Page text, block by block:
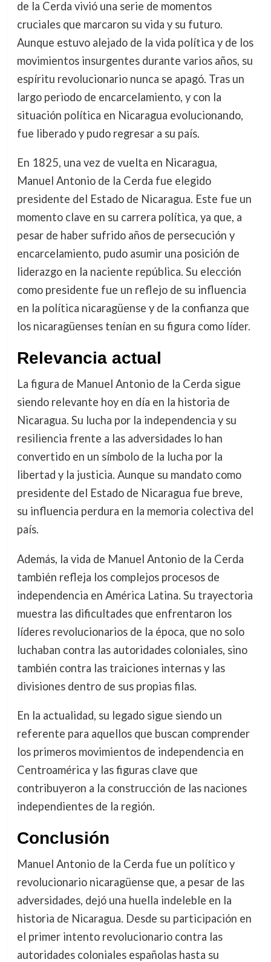
de la Cerda vivió una serie de momentos
cruciales que marcaron su vida y su futuro.
Aunque estuvo alejado de la vida política y de los
movimientos insurgentes durante varios años, su
espíritu revolucionario nunca se apagó. Tras un
largo periodo de encarcelamiento, y con la
situación política en Nicaragua evolucionando,
fue liberado y pudo regresar a su país.
En 1825, una vez de vuelta en Nicaragua,
Manuel Antonio de la Cerda fue elegido
presidente del Estado de Nicaragua. Este fue un
momento clave en su carrera política, ya que, a
pesar de haber sufrido años de persecución y
encarcelamiento, pudo asumir una posición de
liderazgo en la naciente república. Su elección
como presidente fue un reflejo de su influencia
en la política nicaragüense y de la confianza que
los nicaragüenses tenían en su figura como líder.
Relevancia actual
La figura de Manuel Antonio de la Cerda sigue
siendo relevante hoy en día en la historia de
Nicaragua. Su lucha por la independencia y su
resiliencia frente a las adversidades lo han
convertido en un símbolo de la lucha por la
libertad y la justicia. Aunque su mandato como
presidente del Estado de Nicaragua fue breve,
su influencia perdura en la memoria colectiva del
país.
Además, la vida de Manuel Antonio de la Cerda
también refleja los complejos procesos de
independencia en América Latina. Su trayectoria
muestra las dificultades que enfrentaron los
líderes revolucionarios de la época, que no solo
luchaban contra las autoridades coloniales, sino
también contra las traiciones internas y las
divisiones dentro de sus propias filas.
En la actualidad, su legado sigue siendo un
referente para aquellos que buscan comprender
los primeros movimientos de independencia en
Centroamérica y las figuras clave que
contribuyeron a la construcción de las naciones
independientes de la región.
Conclusión
Manuel Antonio de la Cerda fue un político y
revolucionario nicaragüense que, a pesar de las
adversidades, dejó una huella indeleble en la
historia de Nicaragua. Desde su participación en
el primer intento revolucionario contra las
autoridades coloniales españolas hasta su